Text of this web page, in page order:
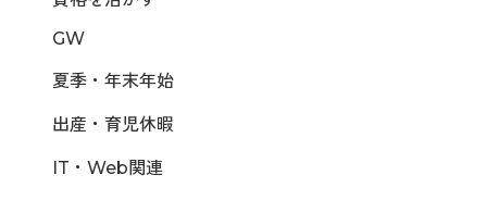
GW
夏季・年末年始
出産・育児休暇
IT・Web関連